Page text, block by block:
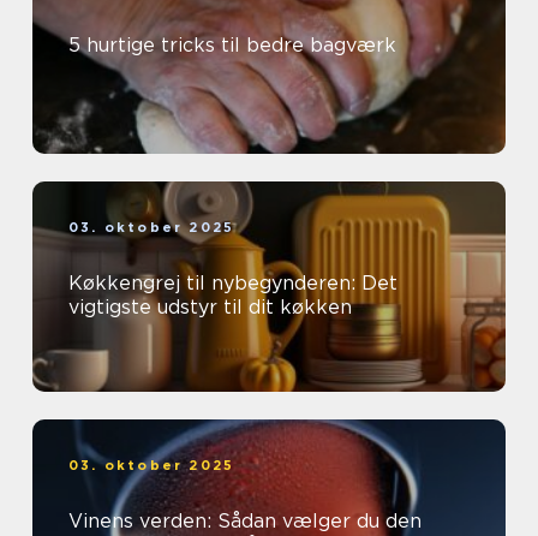
5 hurtige tricks til bedre bagværk
03. oktober 2025
Køkkengrej til nybegynderen: Det
vigtigste udstyr til dit køkken
03. oktober 2025
Vinens verden: Sådan vælger du den